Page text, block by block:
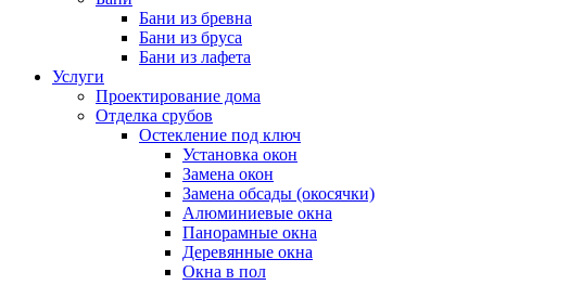
Бани из бревна
Бани из бруса
Бани из лафета
Услуги
Проектирование дома
Отделка срубов
Остекление под ключ
Установка окон
Замена окон
Замена обсады (окосячки)
Алюминиевые окна
Панорамные окна
Деревянные окна
Окна в пол